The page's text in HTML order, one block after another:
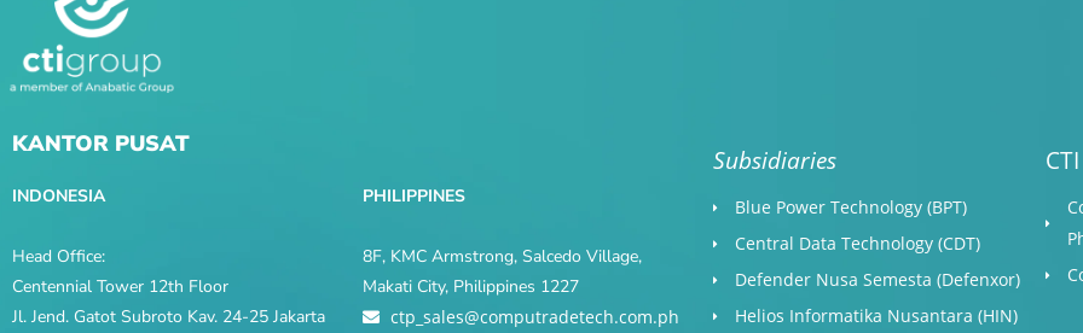
KANTOR PUSAT
INDONESIA
Head Office:
Centennial Tower 12th Floor
Jl. Jend. Gatot Subroto Kav. 24-25 Jakarta
PHILIPPINES
8F, KMC Armstrong, Salcedo Village,
Makati City, Philippines 1227
ctp_sales@computradetech.com.ph
Subsidiaries
Blue Power Technology (BPT)​
Central Data Technology (CDT)
Defender Nusa Semesta (Defenxor)
Helios Informatika Nusantara (HIN)